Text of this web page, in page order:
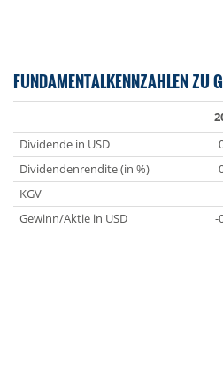
FUNDAMENTALKENNZAHLEN ZU
Dividende in USD
Dividendenrendite (in %)
KGV
Gewinn/Aktie in USD
-